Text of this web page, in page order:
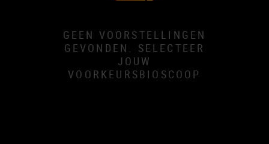
GEEN VOORSTELLINGEN
GEVONDEN. SELECTEER
JOUW
VOORKEURSBIOSCOOP